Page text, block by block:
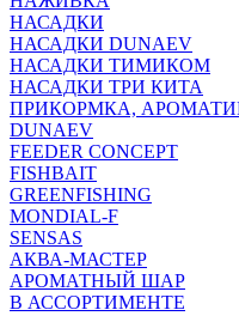
НАСАДКИ
НАСАДКИ DUNAEV
НАСАДКИ ТИМИКОМ
НАСАДКИ ТРИ КИТА
ПРИКОРМКА,
DUNAEV
FEEDER CONCEPT
FISHBAIT
GREENFISHING
MONDIAL-F
SENSAS
АКВА-МАСТЕР
АРОМАТНЫЙ ШАР
В АССОРТИМЕНТЕ